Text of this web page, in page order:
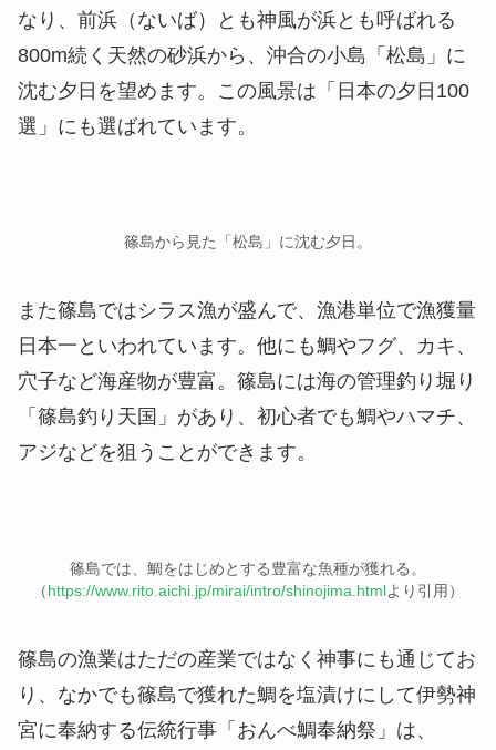
なり、前浜（ないば）とも神風が浜とも呼ばれる
800m続く天然の砂浜から、沖合の小島「松島」に
沈む夕日を望めます。この風景は「日本の夕日100
選」にも選ばれています。
篠島から見た「松島」に沈む夕日。
また篠島ではシラス漁が盛んで、漁港単位で漁獲量
日本一といわれています。他にも鯛やフグ、カキ、
穴子など海産物が豊富。篠島には海の管理釣り堀り
「篠島釣り天国」があり、初心者でも鯛やハマチ、
アジなどを狙うことができます。
篠島では、鯛をはじめとする豊富な魚種が獲れる。
（https://www.rito.aichi.jp/mirai/intro/shinojima.htmlより引用）
篠島の漁業はただの産業ではなく神事にも通じてお
り、なかでも篠島で獲れた鯛を塩漬けにして伊勢神
宮に奉納する伝統行事「おんべ鯛奉納祭」は、